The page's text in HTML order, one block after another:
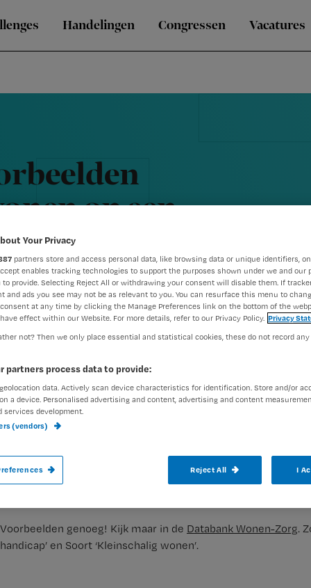
Handelingen Congressen Vacatures
op een
met
Voorbeelden genoeg! Kijk maar in de Databank Wonen-Zorg.
handicap’ en Soort ‘Kleinschalig wonen’.
Your Privacy
partners store and access personal data, like browsing data or unique identifiers,
enables tracking technologies to support the purposes shown under we and our
to provide. Selecting Reject All or withdrawing your consent will disable them. If
and ads you see may not be as relevant to you. You can resurface this menu to
at any time by clicking the Manage Preferences link on the bottom of the
effect within our Website. For more details, refer to our Privacy Policy. Privacy
not? Then we only place essential and statistical cookies, these do not record
partners process data to provide:
data. Actively scan device characteristics for identification. Store and/or
a device. Personalised advertising and content, advertising and content
services development.
(vendors)
Reject All I